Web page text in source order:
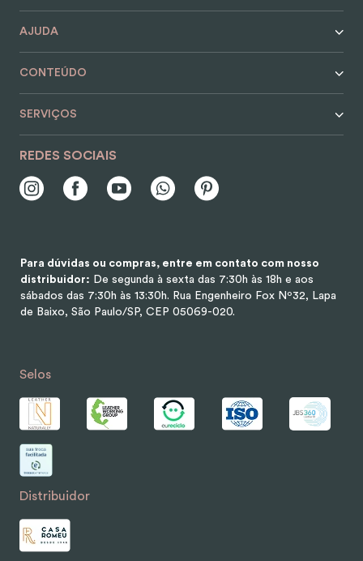
AJUDA
CONTEÚDO
SERVIÇOS
REDES SOCIAIS
Para dúvidas ou compras, entre em contato com nosso
distribuidor: De segunda à sexta das 7:30h às 18h e aos
sábados das 7:30h às 13:30h. Rua Engenheiro Fox Nº32, Lapa
de Baixo, São Paulo/SP, CEP 05069-020.
Selos
Distribuidor